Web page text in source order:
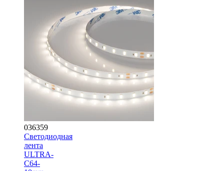
036359
Светодиодная
лента
ULTRA-
C64-